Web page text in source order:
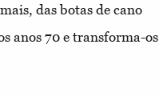
das botas de cano
anos 70 e transforma-os